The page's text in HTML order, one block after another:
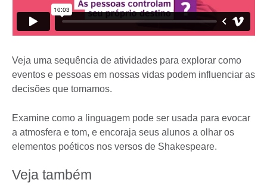
Veja uma sequência de atividades para explorar como
eventos e pessoas em nossas vidas podem influenciar as
decisões que tomamos.
Examine como a linguagem pode ser usada para evocar
a atmosfera e tom, e encoraja seus alunos a olhar os
elementos poéticos nos versos de Shakespeare.
Veja também